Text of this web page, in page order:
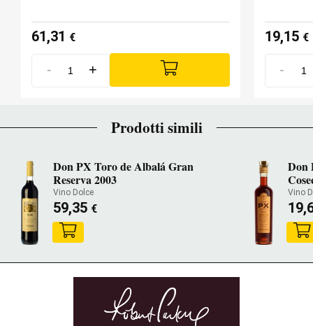
61,31 €
- +
19,15 €
-
Prodotti simili
Don PX Toro de Albalá Gran
Reserva 2003
Vino Dolce
59,35 €
Don
Vino